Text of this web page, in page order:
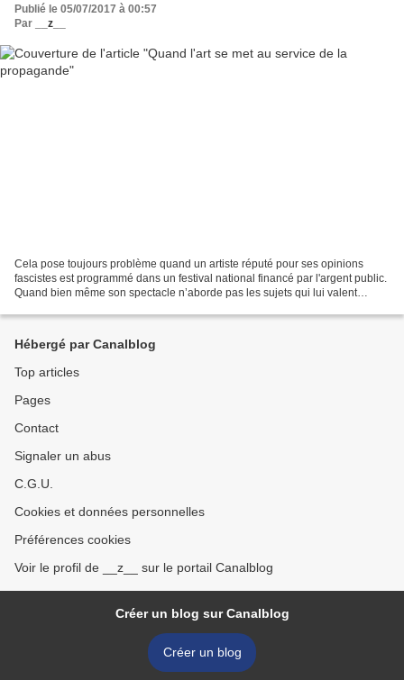
Publié le 05/07/2017 à 00:57
Par
__z__
Cela pose toujours problème quand un artiste réputé pour ses opinions
fascistes est programmé dans un festival national financé par l'argent public.
Quand bien même son spectacle n’aborde pas les sujets qui lui valent
Hébergé par Canalblog
Top articles
Pages
Contact
Signaler un abus
C.G.U.
Cookies et données personnelles
Préférences cookies
Voir le profil de __z__ sur le portail Canalblog
Créer un blog sur Canalblog
Créer un blog